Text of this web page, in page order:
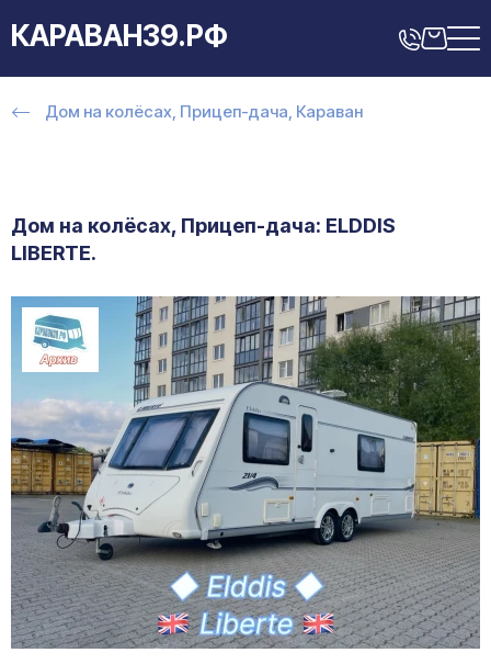
КАРАВАН39.РФ
Дом на колёсах, Прицеп-дача, Караван
Дом на колёсах, Прицеп-дача: ELDDIS
LIBERTE.